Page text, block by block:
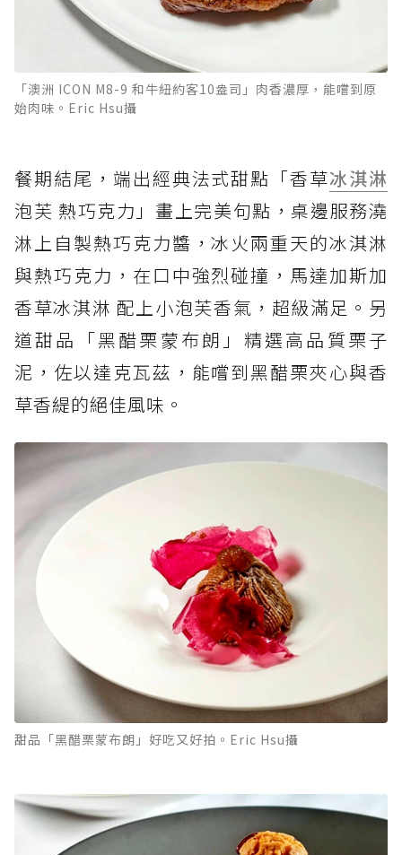
「澳洲 ICON M8-9 和牛紐約客10盎司」肉香濃厚，能嚐到原
始肉味。Eric Hsu攝
餐期結尾，端出經典法式甜點「香草冰淇淋
泡芙 熱巧克力」畫上完美句點，桌邊服務澆
淋上自製熱巧克力醬，冰火兩重天的冰淇淋
與熱巧克力，在口中強烈碰撞，馬達加斯加
香草冰淇淋 配上小泡芙香氣，超級滿足。另
道甜品「黑醋栗蒙布朗」精選高品質栗子
泥，佐以達克瓦茲，能嚐到黑醋栗夾心與香
草香緹的絕佳風味。
甜品「黑醋栗蒙布朗」好吃又好拍。Eric Hsu攝